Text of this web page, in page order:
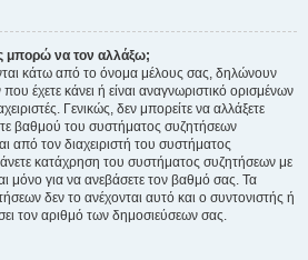
μπορώ να τον αλλάξω;
κάτω από το όνομα μέλους σας, δηλώνουν
έχετε κάνει ή είναι αναγνωριστικό ορισμένων
Γενικώς, δεν μπορείτε να αλλάξετε
βαθμού του συστήματος συζητήσεων
από τον διαχειριστή του συστήματος
κατάχρηση του συστήματος συζητήσεων με
μόνο για να ανεβάσετε τον βαθμό σας. Τα
δεν το ανέχονται αυτό και ο συντονιστής ή
τον αριθμό των δημοσιεύσεων σας.